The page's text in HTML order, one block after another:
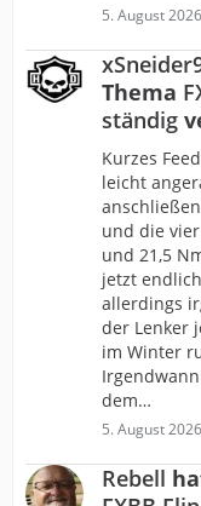
5. August
Thema
ständig
Kurzes
leicht
und die
und 21,5
jetzt
allerdings
der Lenker
im Winter
dem…
5. August
Rebell